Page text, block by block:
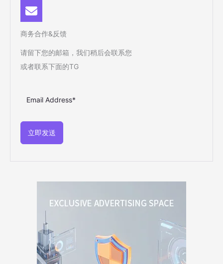
商务合作&反馈
请留下您的邮箱，我们稍后会联系您
或者联系下面的TG
立即发送